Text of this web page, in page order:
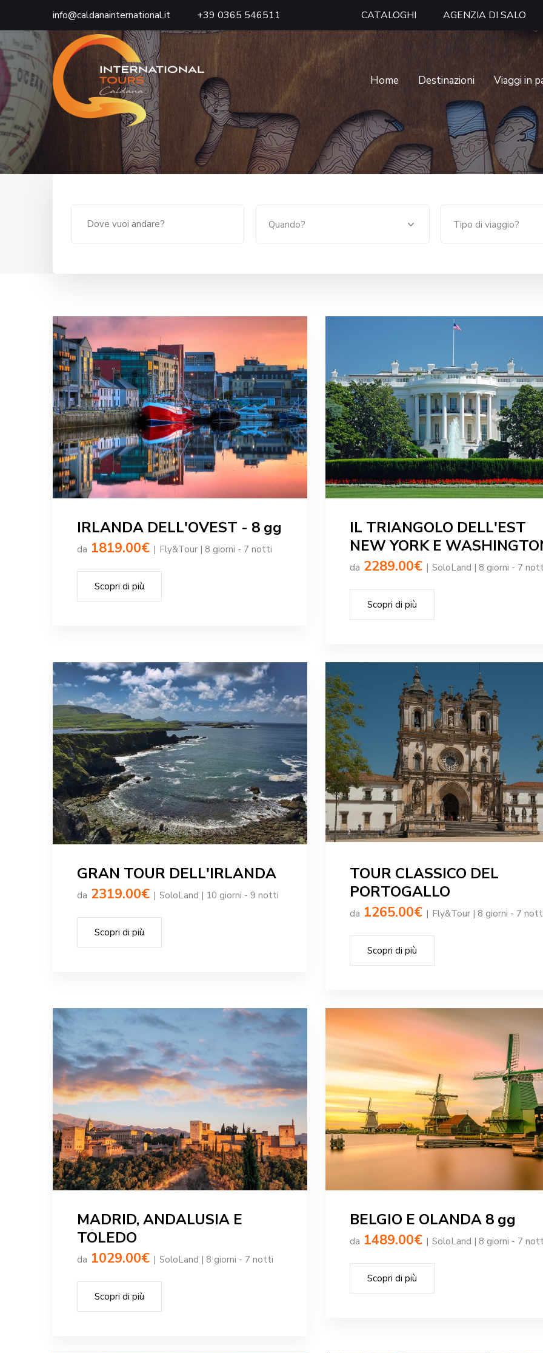
info@caldanainternational.it +39 0365 546511 CATALOGHI AGENZIA DI SALO
Home Destinazioni Viaggi in
Quando? Tipo di viaggio?
IRLANDA DELL'OVEST - 8 gg
da 1819.00€ | Fly&Tour | 8 giorni - 7 notti
Scopri di più
IL TRIANGOLO DELL'EST
NEW YORK E
da 2289.00€ | SoloLand | 8 giorni - 7
Scopri di più
GRAN TOUR DELL'IRLANDA
da 2319.00€ | SoloLand | 10 giorni - 9 notti
Scopri di più
TOUR CLASSICO DEL
PORTOGALLO
da 1265.00€ | Fly&Tour | 8 giorni - 7
Scopri di più
MADRID, ANDALUSIA E
TOLEDO
da 1029.00€ | SoloLand | 8 giorni - 7 notti
Scopri di più
BELGIO E OLANDA 8 gg
da 1489.00€ | SoloLand | 8 giorni - 7
Scopri di più